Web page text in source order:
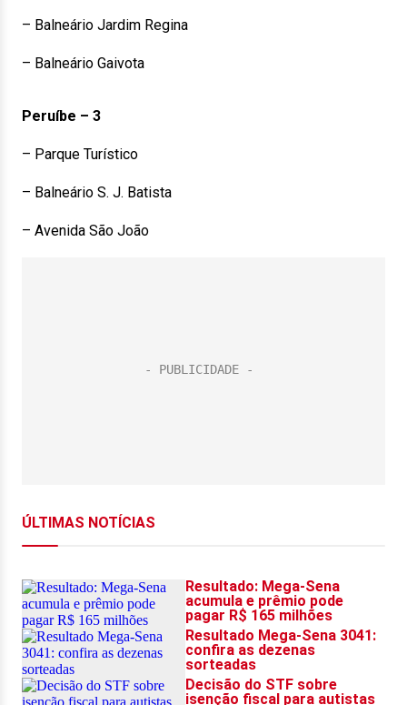
– Balneário Jardim Regina
– Balneário Gaivota
Peruíbe – 3
– Parque Turístico
– Balneário S. J. Batista
– Avenida São João